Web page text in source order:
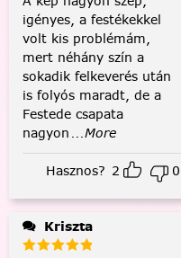
igényes, a festékekkel
volt kis problémám,
mert néhány szín a
sokadik felkeverés után
is folyós maradt, de a
Festede csapata
nagyon ...More
Hasznos? 2 0
Kriszta